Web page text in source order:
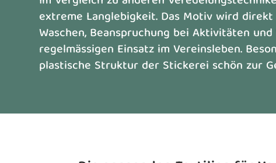
extreme Langlebigkeit. Das Motiv wird
Waschen, Beanspruchung bei Aktivitäten
regelmässigen Einsatz im Vereinsleben.
plastische Struktur der Stickerei schön zur